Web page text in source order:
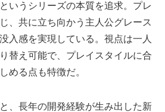
いうシリーズの本質を追求。プレ
、共に立ち向かう主人公グレース
入感を実現している。視点は一人
替え可能で、プレイスタイルに合
める点も特徴だ。
、長年の開発経験が生み出した新